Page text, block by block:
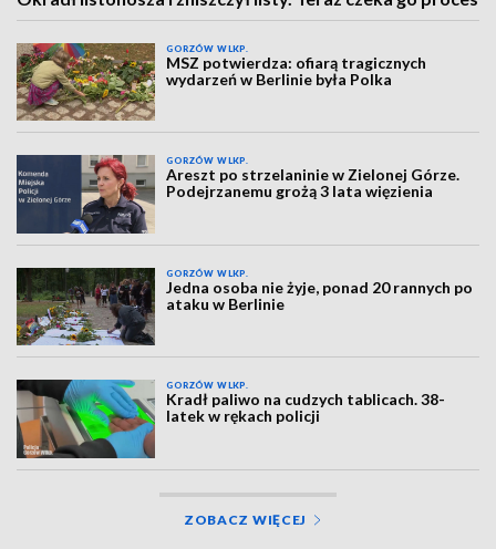
GORZÓW WLKP.
MSZ potwierdza: ofiarą tragicznych
wydarzeń w Berlinie była Polka
GORZÓW WLKP.
Areszt po strzelaninie w Zielonej Górze.
Podejrzanemu grożą 3 lata więzienia
GORZÓW WLKP.
Jedna osoba nie żyje, ponad 20 rannych po
ataku w Berlinie
GORZÓW WLKP.
Kradł paliwo na cudzych tablicach. 38-
latek w rękach policji
ZOBACZ WIĘCEJ